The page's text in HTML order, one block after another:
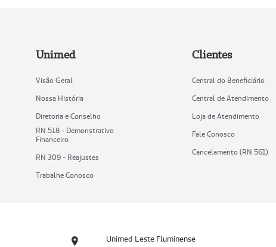
Unimed
Visão Geral
Nossa História
Diretoria e Conselho
RN 518 - Demonstrativo
Financeiro
RN 309 - Reajustes
Trabalhe Conosco
Clientes
Central do Beneficiário
Central de Atendimento
Loja de Atendimento
Fale Conosco
Cancelamento (RN 561)
Unimed Leste Fluminense